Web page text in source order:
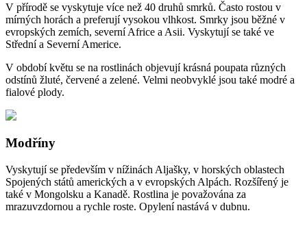
V přírodě se vyskytuje více než 40 druhů smrků. Často rostou v
mírných horách a preferují vysokou vlhkost. Smrky jsou běžné v
evropských zemích, severní Africe a Asii. Vyskytují se také ve
Střední a Severní Americe.
V období květu se na rostlinách objevují krásná poupata různých
odstínů žluté, červené a zelené. Velmi neobvyklé jsou také modré a
fialové plody.
Modříny
Vyskytují se především v nížinách Aljašky, v horských oblastech
Spojených států amerických a v evropských Alpách. Rozšířený je
také v Mongolsku a Kanadě. Rostlina je považována za
mrazuvzdornou a rychle roste. Opylení nastává v dubnu.